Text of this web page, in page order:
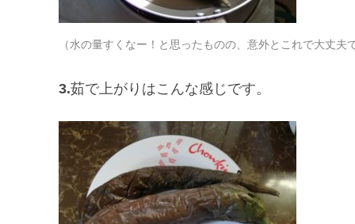
（水の量すくなー！と思ったものの、意外とこれで大丈夫
3.茹で上がりはこんな感じです。